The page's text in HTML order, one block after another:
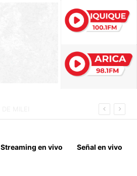
Streaming en vivo Señal en vivo